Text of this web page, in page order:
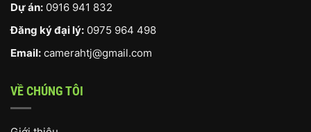
Dự án: 0916 941 832
Đăng ký đại lý: 0975 964 498
Email: camerahtj@gmail.com
VỀ CHÚNG TÔI